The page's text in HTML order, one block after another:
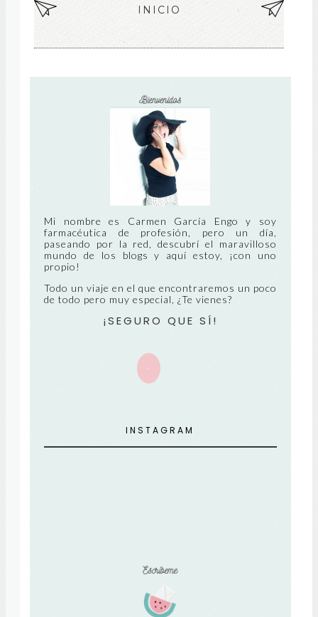
EN
NT
E
EN
INICIO
Mi nombre es Carmen García Engo y soy
farmacéutica de profesión, pero un día,
paseando por la red, descubrí el maravilloso
mundo de los blogs y aquí estoy, ¡con uno
propio!
Todo un viaje en el que encontraremos un poco
de todo pero muy especial, ¿Te vienes?
¡SEGURO QUE SÍ!
+
INSTAGRAM